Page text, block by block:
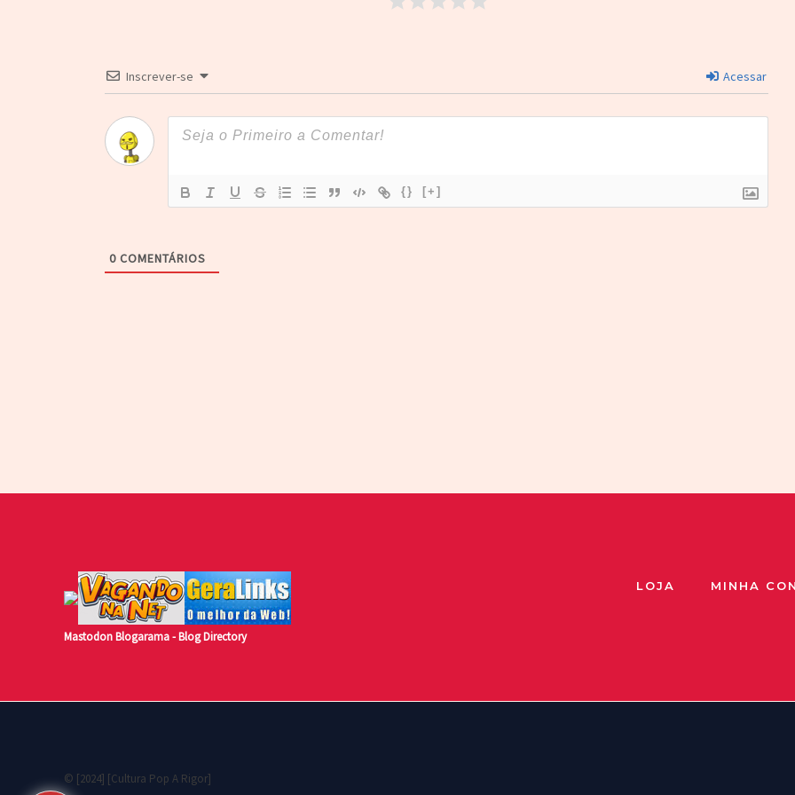
Inscrever-se Acessar
{} [+]
0 COMENTÁRIOS
MastodonBlogarama - Blog Directory
LOJA MINHA
© [2024] [Cultura Pop A Rigor]